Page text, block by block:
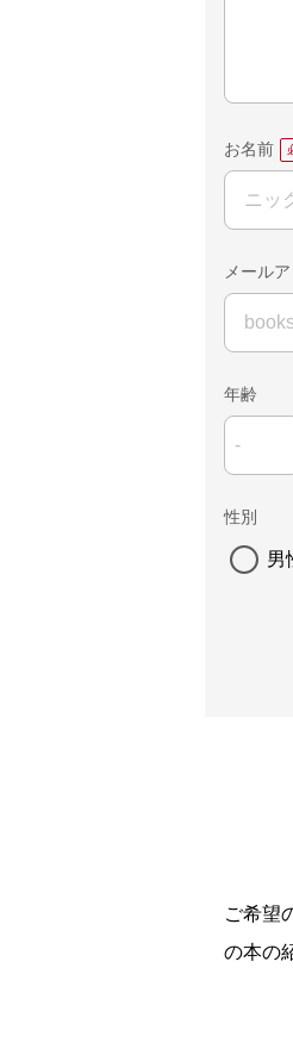
お名前
メール
年齢
性別
男
ご希望
の本の